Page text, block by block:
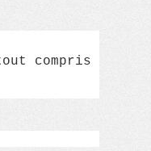
compris